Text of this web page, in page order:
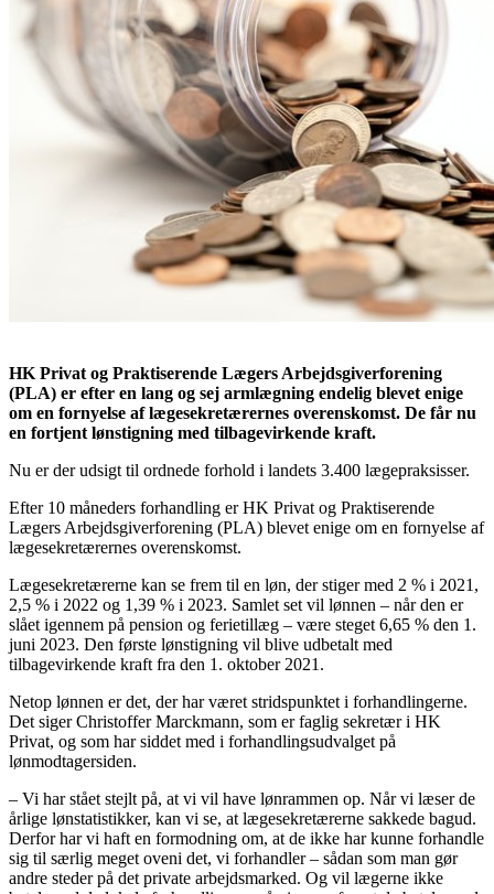
HK Privat og Praktiserende Lægers Arbejdsgiverforening
(PLA) er efter en lang og sej armlægning endelig blevet enige
om en fornyelse af lægesekretærernes overenskomst. De får nu
en fortjent lønstigning med tilbagevirkende kraft.
Nu er der udsigt til ordnede forhold i landets 3.400 lægepraksisser.
Efter 10 måneders forhandling er HK Privat og Praktiserende
Lægers Arbejdsgiverforening (PLA) blevet enige om en fornyelse af
lægesekretærernes overenskomst.
Lægesekretærerne kan se frem til en løn, der stiger med 2 % i 2021,
2,5 % i 2022 og 1,39 % i 2023. Samlet set vil lønnen – når den er
slået igennem på pension og ferietillæg – være steget 6,65 % den 1.
juni 2023. Den første lønstigning vil blive udbetalt med
tilbagevirkende kraft fra den 1. oktober 2021.
Netop lønnen er det, der har været stridspunktet i forhandlingerne.
Det siger Christoffer Marckmann, som er faglig sekretær i HK
Privat, og som har siddet med i forhandlingsudvalget på
lønmodtagersiden.
– Vi har stået stejlt på, at vi vil have lønrammen op. Når vi læser de
årlige lønstatistikker, kan vi se, at lægesekretærerne sakkede bagud.
Derfor har vi haft en formodning om, at de ikke har kunne forhandle
sig til særlig meget oveni det, vi forhandler – sådan som man gør
andre steder på det private arbejdsmarked. Og vil lægerne ikke